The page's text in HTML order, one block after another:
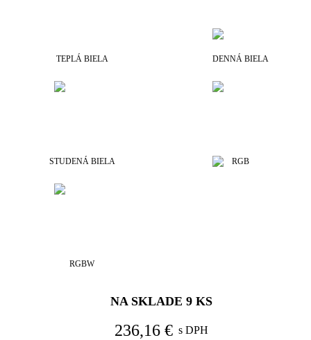
TEPLÁ BIELA DENNÁ BIELA
STUDENÁ BIELA RGB
RGBW
NA SKLADE 9 KS
236,16 € s DPH